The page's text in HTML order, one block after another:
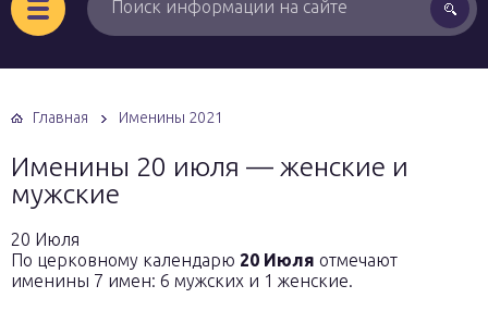
Главная Именины 2021
Именины 20 июля — женские и
мужские
20 Июля
По церковному календарю 20 Июля отмечают
именины 7 имен: 6 мужских и 1 женские.